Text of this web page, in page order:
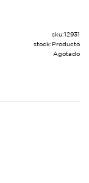
sku:12931
stock:Producto
Agotado